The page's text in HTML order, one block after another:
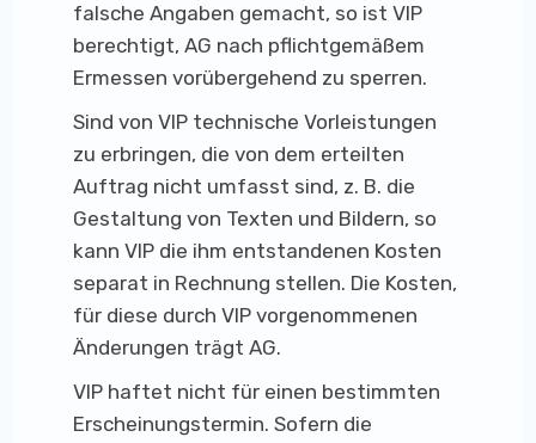
falsche Angaben gemacht, so ist VIP
berechtigt, AG nach pflichtgemäßem
Ermessen vorübergehend zu sperren.
Sind von VIP technische Vorleistungen
zu erbringen, die von dem erteilten
Auftrag nicht umfasst sind, z. B. die
Gestaltung von Texten und Bildern, so
kann VIP die ihm entstandenen Kosten
separat in Rechnung stellen. Die Kosten,
für diese durch VIP vorgenommenen
Änderungen trägt AG.
VIP haftet nicht für einen bestimmten
Erscheinungstermin. Sofern die